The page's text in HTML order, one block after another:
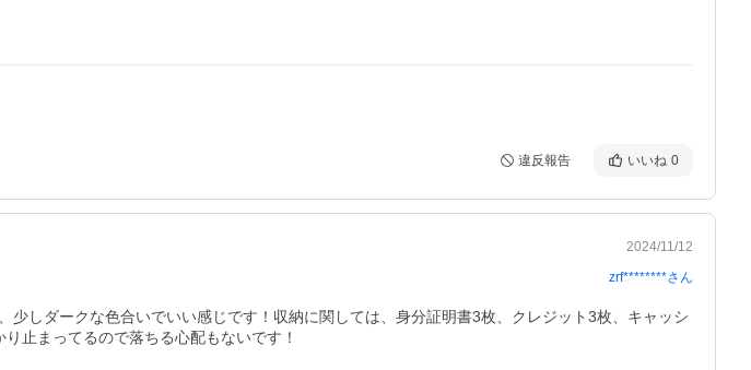
違反報告 いいね 0
2024/11/12
zrf********さん
しダークな色合いでいい感じです！収納に関しては、身分証明書3枚、クレジット3枚、キャッシ
止まってるので落ちる心配もないです！